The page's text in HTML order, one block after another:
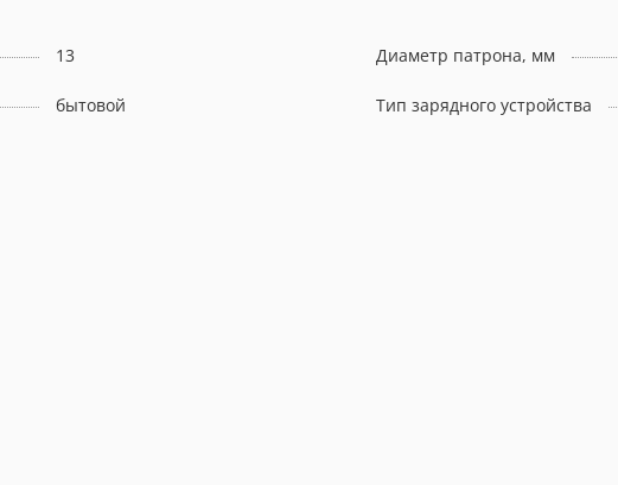
13 Диаметр патрона, мм
бытовой Тип зарядного устройства